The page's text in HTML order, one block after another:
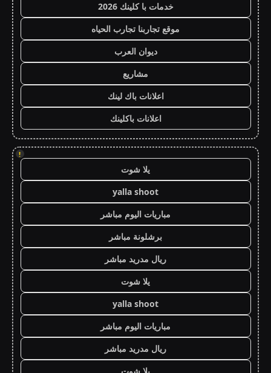
خدمات با كلينك 2026
موقع تجاربنا تجارب الحياه
ديوان العرب
مشاريع
اعلانات باك لينك
اعلانات باكلينك
!
يلا شوت
yalla shoot
مباريات اليوم مباشر
برشلونة مباشر
ريال مدريد مباشر
يلا شوت
yalla shoot
مباريات اليوم مباشر
ريال مدريد مباشر